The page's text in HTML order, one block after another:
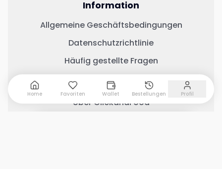
Information
Allgemeine Geschäftsbedingungen
Datenschutzrichtlinie
Häufig gestellte Fragen
Wichtige Links
Über ClickandFood
Home Favoriten Wallet Bestellungen Profil